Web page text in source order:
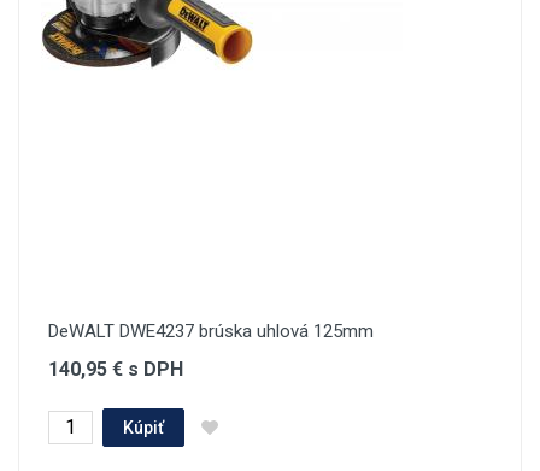
DeWALT DWE4237 brúska uhlová 125mm
140,95 € s DPH
Kúpiť